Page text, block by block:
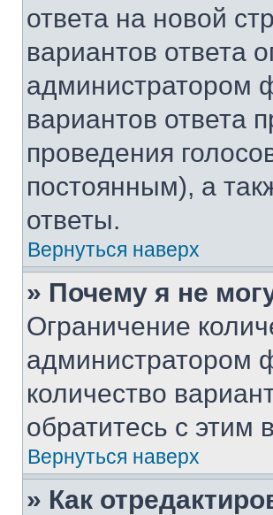
ответа на новой
вариантов ответа
администратором
вариантов ответа
проведения
постоянным), а
ответы.
Вернуться наверх
» Почему я не
Ограничение
администратором
количество
обратитесь с этим
Вернуться наверх
» Как